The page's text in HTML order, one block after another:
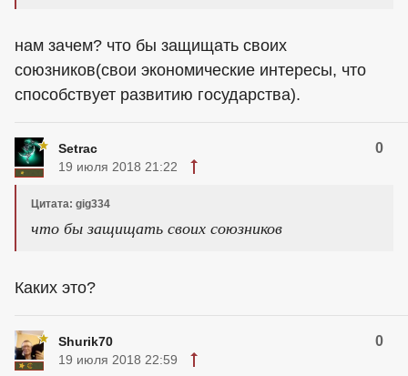
нам зачем? что бы защищать своих
союзников(свои экономические интересы, что
способствует развитию государства).
Setrac 0
19 июля 2018 21:22
Цитата: gig334
что бы защищать своих союзников
Каких это?
Shurik70 0
19 июля 2018 22:59